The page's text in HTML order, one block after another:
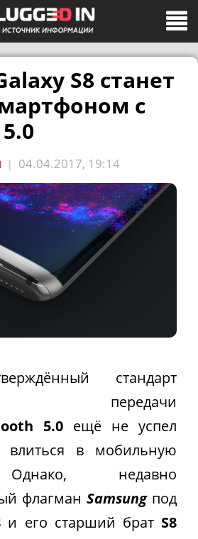
S8 станет
с
| 04.04.2017, 19:14
стандарт
передачи
5.0 ещё не успел
влиться в мобильную
недавно
флагман Samsungпод
и его старший брат S8